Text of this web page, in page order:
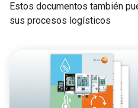
Estos documentos también
sus procesos logísticos